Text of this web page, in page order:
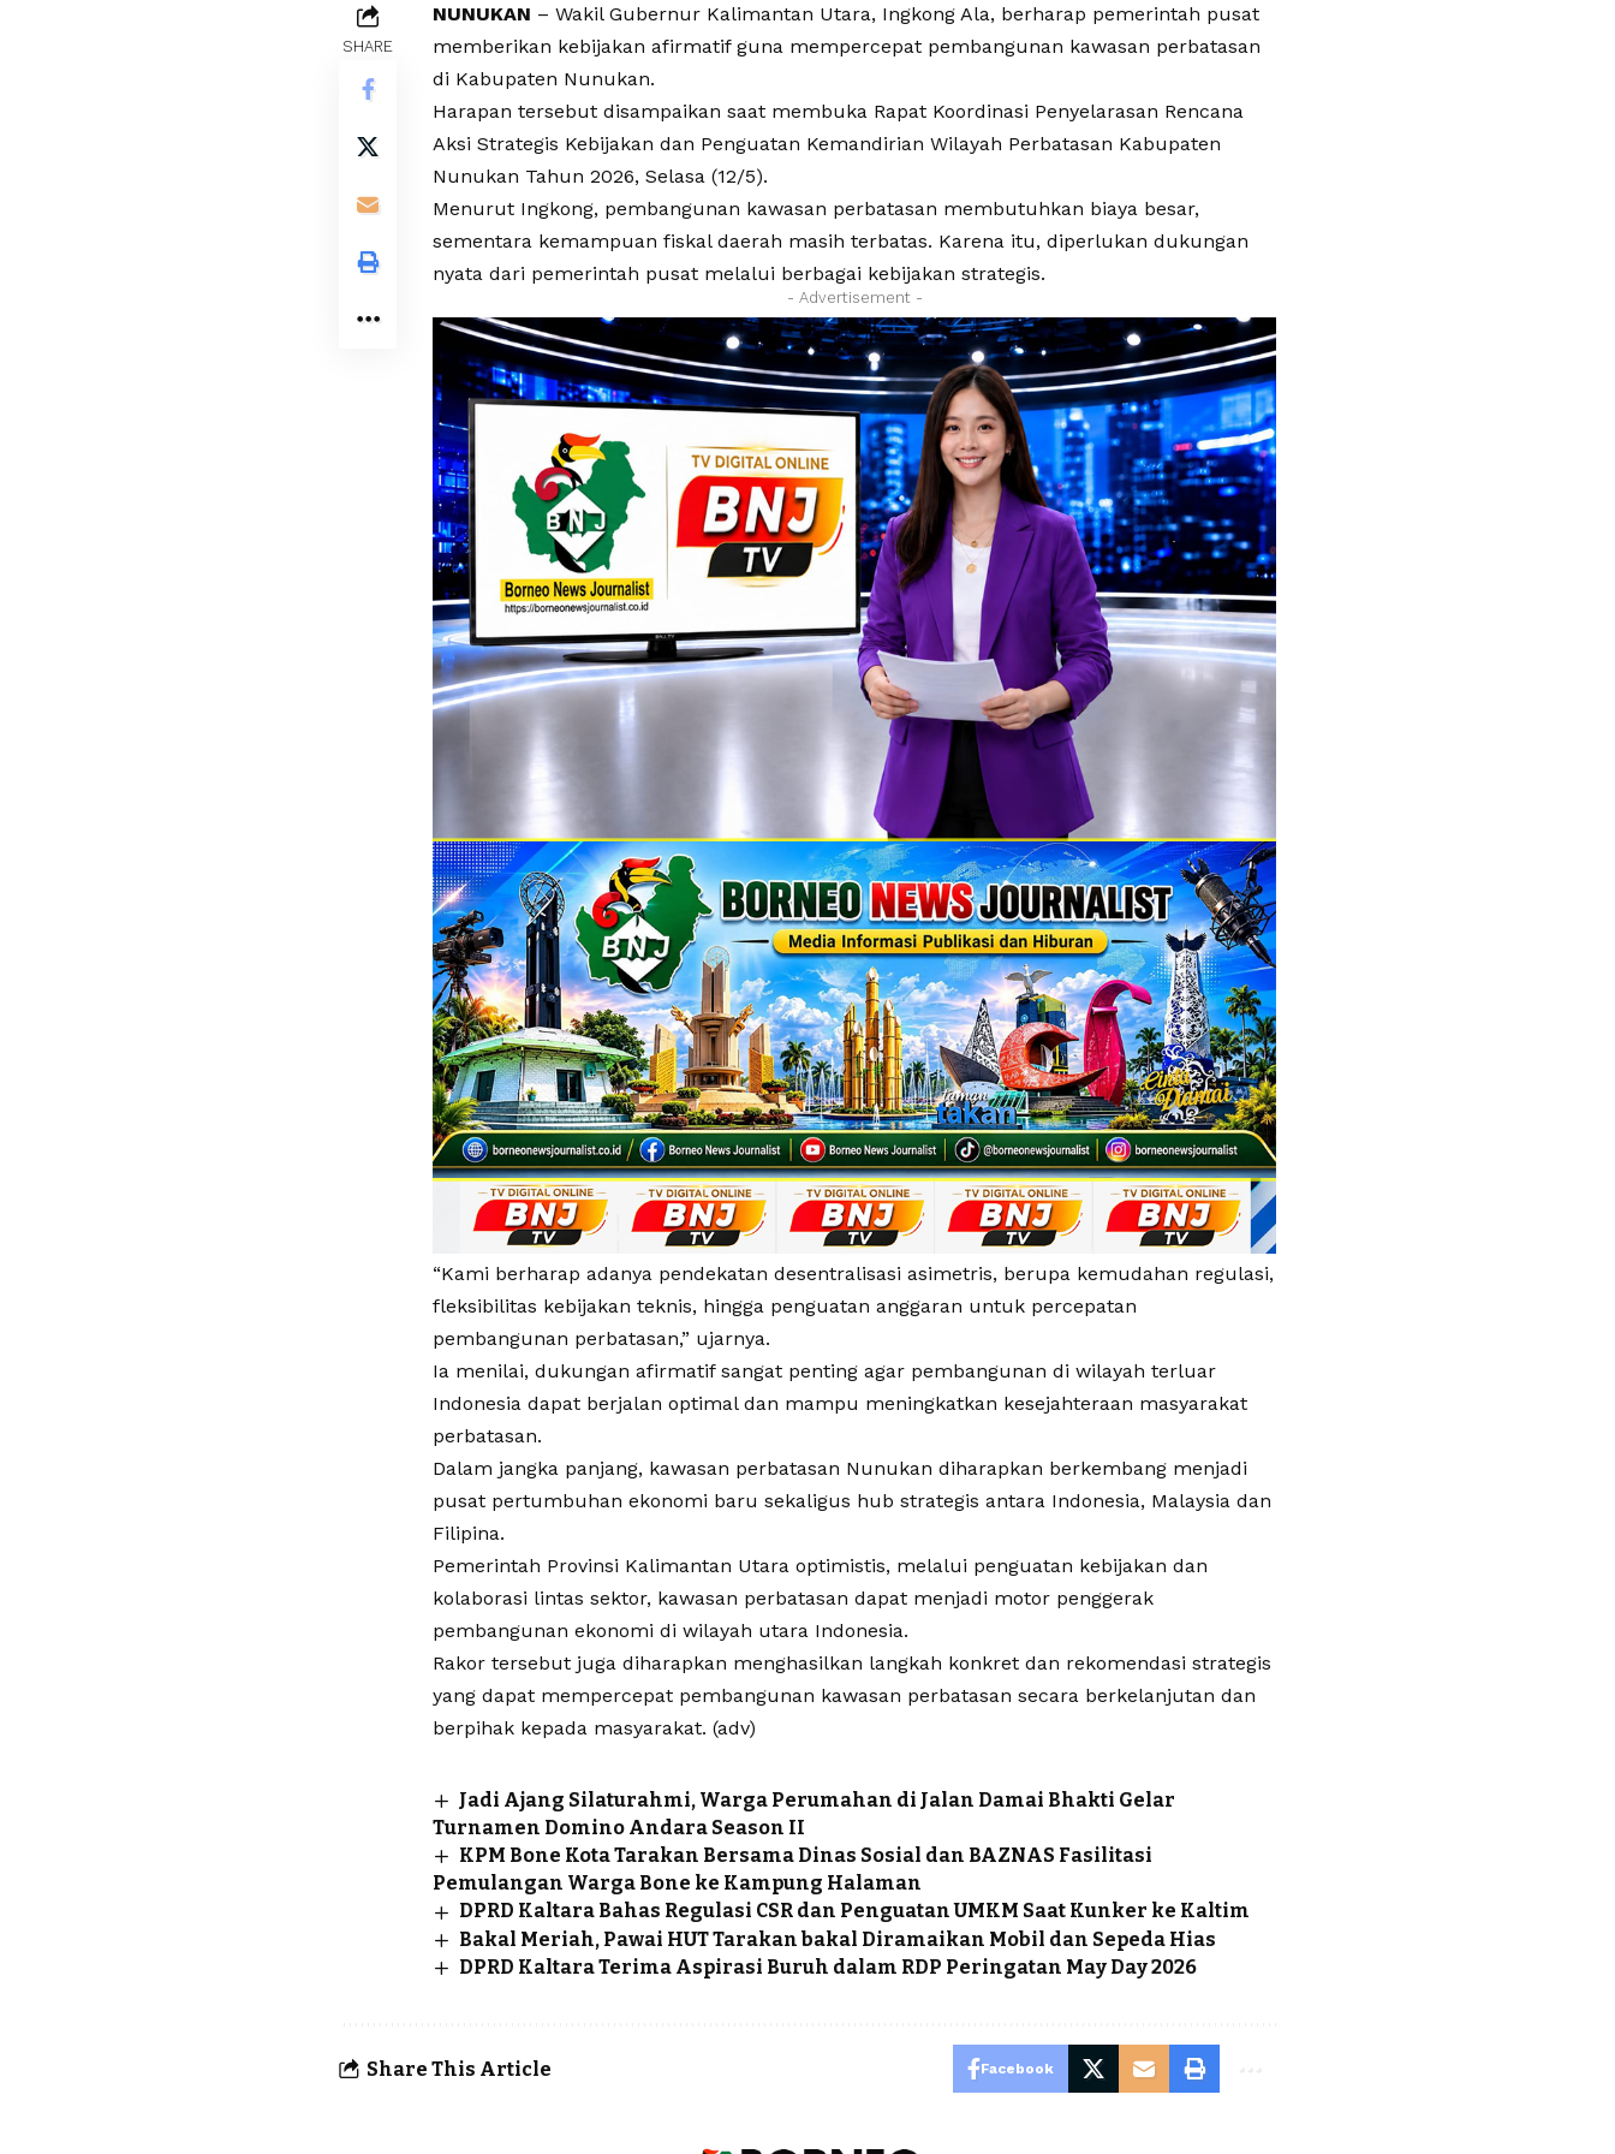
SHARE
NUNUKAN – Wakil Gubernur Kalimantan Utara, Ingkong Ala, berharap pemerintah pusat
memberikan kebijakan afirmatif guna mempercepat pembangunan kawasan perbatasan
di Kabupaten Nunukan.
Harapan tersebut disampaikan saat membuka Rapat Koordinasi Penyelarasan Rencana
Aksi Strategis Kebijakan dan Penguatan Kemandirian Wilayah Perbatasan Kabupaten
Nunukan Tahun 2026, Selasa (12/5).
Menurut Ingkong, pembangunan kawasan perbatasan membutuhkan biaya besar,
sementara kemampuan fiskal daerah masih terbatas. Karena itu, diperlukan dukungan
nyata dari pemerintah pusat melalui berbagai kebijakan strategis.
- Advertisement -
“Kami berharap adanya pendekatan desentralisasi asimetris, berupa kemudahan regulasi,
fleksibilitas kebijakan teknis, hingga penguatan anggaran untuk percepatan
pembangunan perbatasan,” ujarnya.
Ia menilai, dukungan afirmatif sangat penting agar pembangunan di wilayah terluar
Indonesia dapat berjalan optimal dan mampu meningkatkan kesejahteraan masyarakat
perbatasan.
Dalam jangka panjang, kawasan perbatasan Nunukan diharapkan berkembang menjadi
pusat pertumbuhan ekonomi baru sekaligus hub strategis antara Indonesia, Malaysia dan
Filipina.
Pemerintah Provinsi Kalimantan Utara optimistis, melalui penguatan kebijakan dan
kolaborasi lintas sektor, kawasan perbatasan dapat menjadi motor penggerak
pembangunan ekonomi di wilayah utara Indonesia.
Rakor tersebut juga diharapkan menghasilkan langkah konkret dan rekomendasi strategis
yang dapat mempercepat pembangunan kawasan perbatasan secara berkelanjutan dan
berpihak kepada masyarakat. (adv)
Jadi Ajang Silaturahmi, Warga Perumahan di Jalan Damai Bhakti Gelar
Turnamen Domino Andara Season II
KPM Bone Kota Tarakan Bersama Dinas Sosial dan BAZNAS Fasilitasi
Pemulangan Warga Bone ke Kampung Halaman
DPRD Kaltara Bahas Regulasi CSR dan Penguatan UMKM Saat Kunker ke Kaltim
Bakal Meriah, Pawai HUT Tarakan bakal Diramaikan Mobil dan Sepeda Hias
DPRD Kaltara Terima Aspirasi Buruh dalam RDP Peringatan May Day 2026
Share This Article Facebook